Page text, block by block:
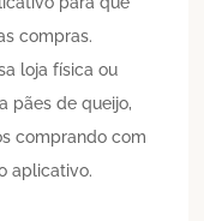
compras.
loja física ou
pães de queijo,
comprando com
aplicativo.